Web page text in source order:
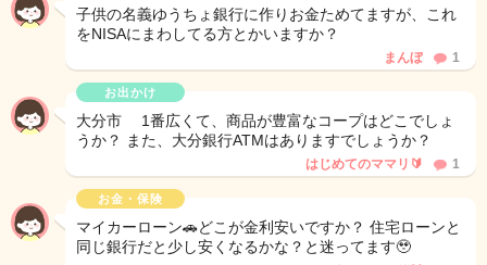
子供の名義ゆうちょ銀行に作りお金ためてますが、これ
をNISAにまわしてる方とかいますか？
まんぼ 1
お出かけ
大分市 1番広くて、商品が豊富なコープはどこでしょ
うか？ また、大分銀行ATMはありますでしょうか？
はじめてのママリ🔰 1
お金・保険
マイカーローン🚗どこが金利安いですか？ 住宅ローンと
同じ銀行だと少し安くなるかな？と迷ってます🥹